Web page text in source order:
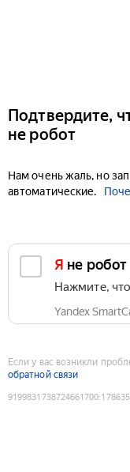
Подтвердите,
не робот
Нам очень жаль, но
автоматические.
Я не робот
Нажмите,
Yandex
Если у вас возникли
обратной связи
9199831738724661700: